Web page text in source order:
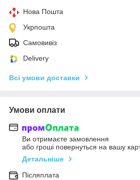
Нова Пошта
Укрпошта
Самовивіз
Delivery
Всі умови доставки
Умови оплати
Ви отримаєте замовлення
або гроші повернуться на вашу
Детальніше
Післяплата